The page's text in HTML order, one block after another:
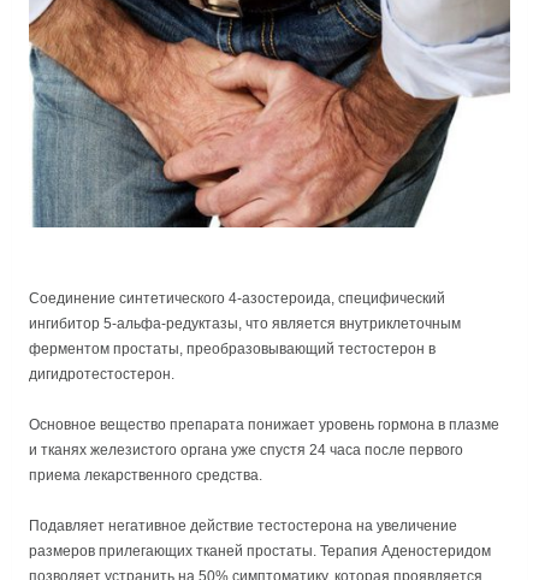
Соединение синтетического 4-азостероида, специфический
ингибитор 5-альфа-редуктазы, что является внутриклеточным
ферментом простаты, преобразовывающий тестостерон в
дигидротестостерон.
Основное вещество препарата понижает уровень гормона в плазме
и тканях железистого органа уже спустя 24 часа после первого
приема лекарственного средства.
Подавляет негативное действие тестостерона на увеличение
размеров прилегающих тканей простаты. Терапия Аденостеридом